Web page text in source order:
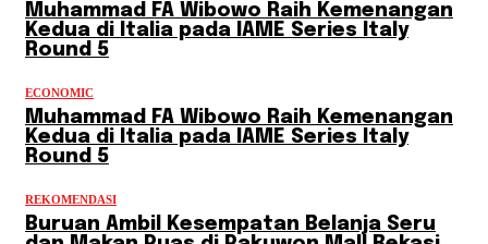
Muhammad FA Wibowo Raih Kemenangan
Kedua di Italia pada IAME Series Italy
Round 5
ECONOMIC
Muhammad FA Wibowo Raih Kemenangan
Kedua di Italia pada IAME Series Italy
Round 5
REKOMENDASI
Buruan Ambil Kesempatan Belanja Seru